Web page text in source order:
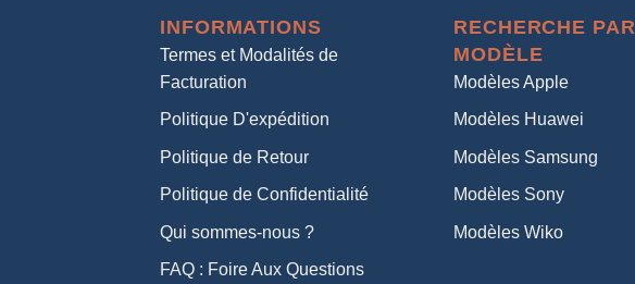
INFORMATIONS
Termes et Modalités de
Facturation
Politique D'expédition
Politique de Retour
Politique de Confidentialité
Qui sommes-nous ?
FAQ : Foire Aux Questions
RECHERCHE PAR
MODÈLE
Modèles Apple
Modèles Huawei
Modèles Samsung
Modèles Sony
Modèles Wiko